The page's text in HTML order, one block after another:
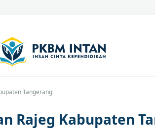
Tangerang
Rajeg Kabupaten